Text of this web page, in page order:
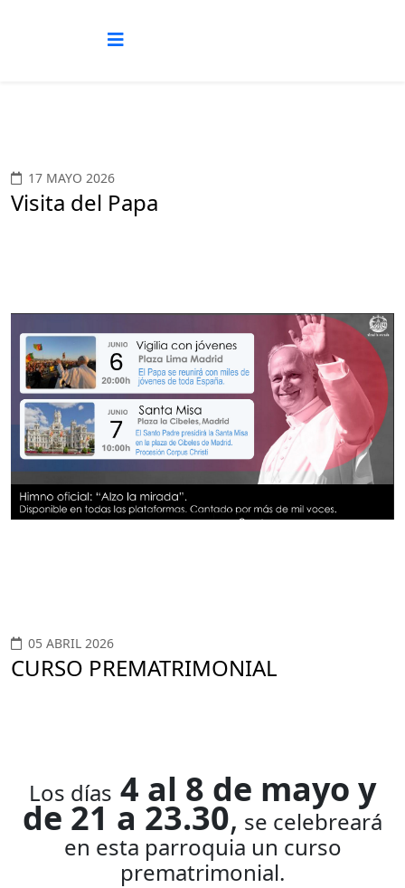
17 MAYO 2026
Visita del Papa
05 ABRIL 2026
CURSO PREMATRIMONIAL
Los días 4 al 8 de mayo y
de 21 a 23.30, se celebreará
en esta parroquia un curso
prematrimonial.